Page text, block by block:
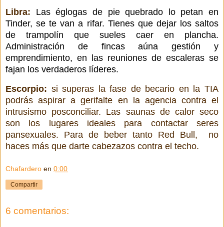
Libra: Las églogas de pie quebrado lo petan en
Tinder, se te van a rifar. Tienes que dejar los saltos
de trampolín que sueles caer en plancha.
Administración de fincas aúna gestión y
emprendimiento, en las reuniones de escaleras se
fajan los verdaderos líderes.
Escorpio: si superas la fase de becario en la TIA
podrás aspirar a gerifalte en la agencia contra el
intrusismo posconciliar. Las saunas de calor seco
son los lugares ideales para contactar seres
pansexuales. Para de beber tanto Red Bull,
no
haces más que darte cabezazos contra el techo.
Chafardero en 0:00
Compartir
6 comentarios: